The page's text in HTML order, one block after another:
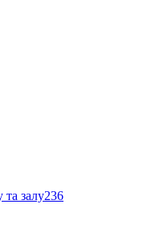
та залу236